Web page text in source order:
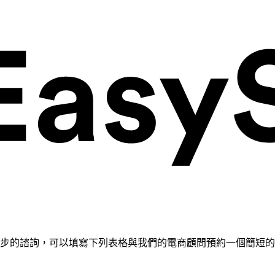
的諮詢，可以填寫下列表格與我們的電商顧問預約一個簡短